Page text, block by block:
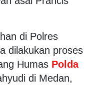
di Polres
dilakukan proses
Humas Polda
di Medan,